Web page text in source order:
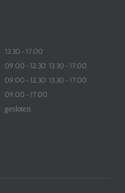
13.30-17.00
09.00-12.30 13.30-17.00
09.00-12.30 13.30-17.00
09.00-17.00
gesloten